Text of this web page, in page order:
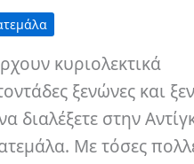
κυριολεκτικά
ξενώνες και
διαλέξετε στην
Με τόσες